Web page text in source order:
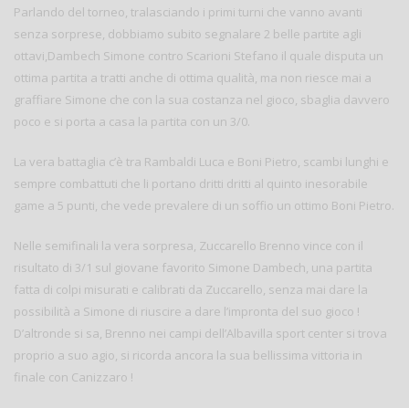
Parlando del torneo, tralasciando i primi turni che vanno avanti
senza sorprese, dobbiamo subito segnalare 2 belle partite agli
ottavi,Dambech Simone contro Scarioni Stefano il quale disputa un
ottima partita a tratti anche di ottima qualità, ma non riesce mai a
graffiare Simone che con la sua costanza nel gioco, sbaglia davvero
poco e si porta a casa la partita con un 3/0.
La vera battaglia c’è tra Rambaldi Luca e Boni Pietro, scambi lunghi e
sempre combattuti che li portano dritti dritti al quinto inesorabile
game a 5 punti, che vede prevalere di un soffio un ottimo Boni Pietro.
Nelle semifinali la vera sorpresa, Zuccarello Brenno vince con il
risultato di 3/1 sul giovane favorito Simone Dambech, una partita
fatta di colpi misurati e calibrati da Zuccarello, senza mai dare la
possibilità a Simone di riuscire a dare l’impronta del suo gioco !
D’altronde si sa, Brenno nei campi dell’Albavilla sport center si trova
proprio a suo agio, si ricorda ancora la sua bellissima vittoria in
finale con Canizzaro !